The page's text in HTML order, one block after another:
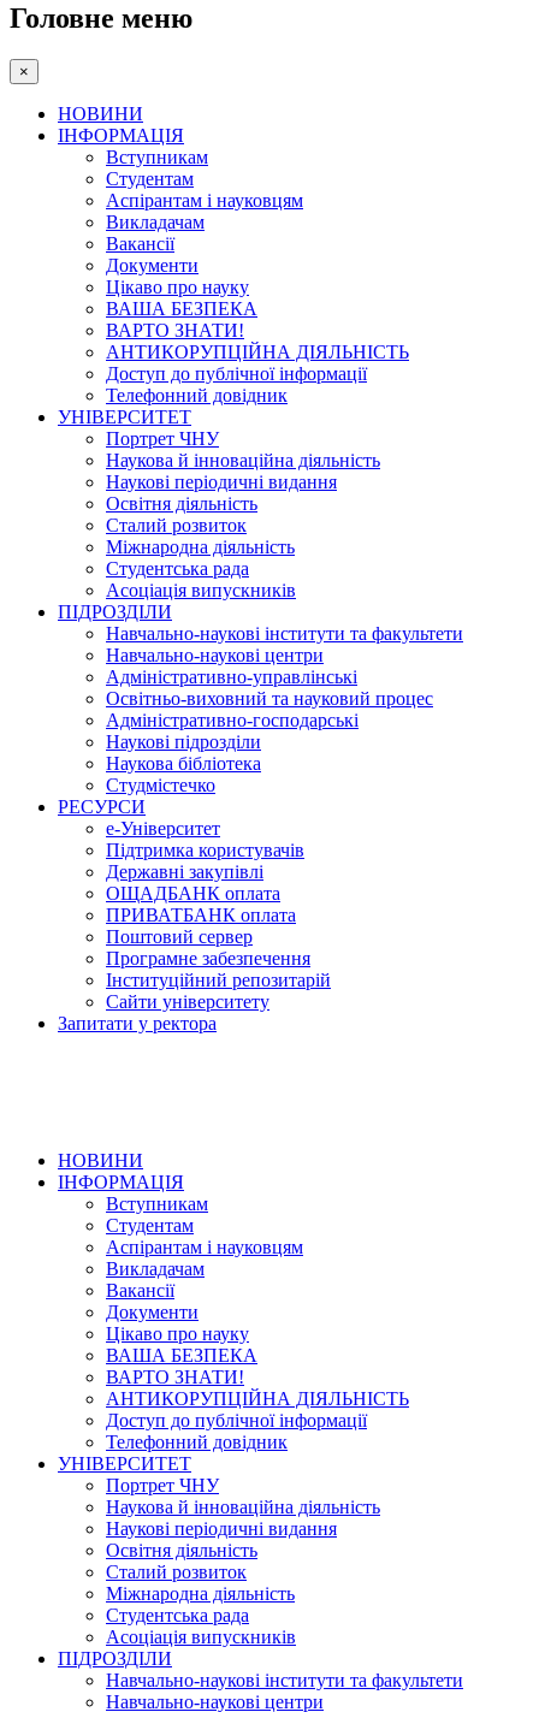
Головне меню
×
НОВИНИ
ІНФОРМАЦІЯ
Вступникам
Студентам
Аспірантам і науковцям
Викладачам
Вакансії
Документи
Цікаво про науку
ВАША БЕЗПЕКА
ВАРТО ЗНАТИ!
АНТИКОРУПЦІЙНА ДІЯЛЬНІСТЬ
Доступ до публічної інформації
Телефонний довідник
УНІВЕРСИТЕТ
Портрет ЧНУ
Наукова й інноваційна діяльність
Наукові періодичні видання
Освітня діяльність
Сталий розвиток
Міжнародна діяльність
Студентська рада
Асоціація випускників
ПІДРОЗДІЛИ
Навчально-наукові інститути та факультети
Навчально-наукові центри
Адміністративно-управлінські
Освітньо-виховний та науковий процес
Адміністративно-господарські
Наукові підрозділи
Наукова бібліотека
Студмістечко
РЕСУРСИ
е-Університет
Підтримка користувачів
Державні закупівлі
ОЩАДБАНК оплата
ПРИВАТБАНК оплата
Поштовий сервер
Програмне забезпечення
Інституційний репозитарій
Сайти університету
Запитати у ректора
НОВИНИ
ІНФОРМАЦІЯ
Вступникам
Студентам
Аспірантам і науковцям
Викладачам
Вакансії
Документи
Цікаво про науку
ВАША БЕЗПЕКА
ВАРТО ЗНАТИ!
АНТИКОРУПЦІЙНА ДІЯЛЬНІСТЬ
Доступ до публічної інформації
Телефонний довідник
УНІВЕРСИТЕТ
Портрет ЧНУ
Наукова й інноваційна діяльність
Наукові періодичні видання
Освітня діяльність
Сталий розвиток
Міжнародна діяльність
Студентська рада
Асоціація випускників
ПІДРОЗДІЛИ
Навчально-наукові інститути та факультети
Навчально-наукові центри